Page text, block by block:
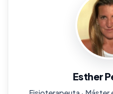
Esther